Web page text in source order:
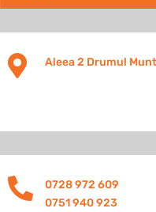
 Aleea 2 Drumul

0728 972 609
0751 940 923